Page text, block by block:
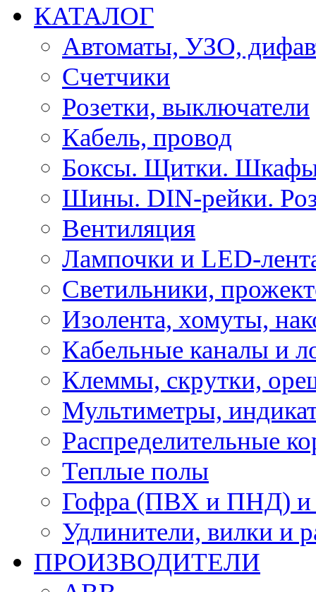
КАТАЛОГ
Автоматы, УЗО,
Счетчики
Розетки, выключатели
Кабель, провод
Боксы. Щитки.
Шины. DIN-рейки.
Вентиляция
Лампочки и LED-
Светильники,
Изолента, хомуты,
Кабельные каналы и
Клеммы, скрутки,
Мультиметры,
Распределительные
Теплые полы
Гофра (ПВХ и ПНД) и
Удлинители, вилки и
ПРОИЗВОДИТЕЛИ